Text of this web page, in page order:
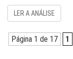
LER A ANÁLISE
Página 1 de 17 1